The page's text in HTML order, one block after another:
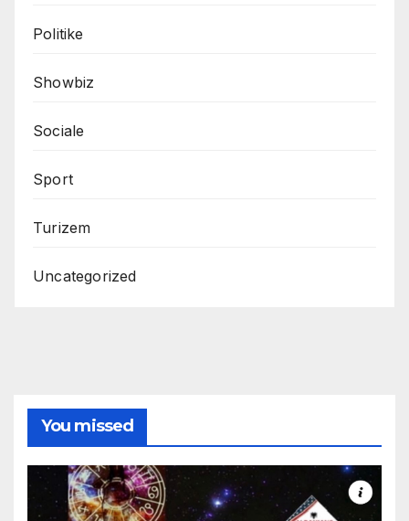
Politike
Showbiz
Sociale
Sport
Turizem
Uncategorized
You missed